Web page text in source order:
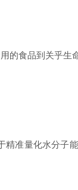
的食品到关乎
准量化水分子